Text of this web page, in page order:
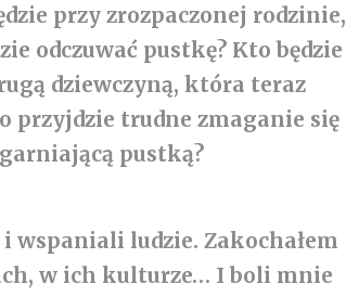
przy zrozpaczonej rodzinie,
odczuwać pustkę? Kto będzie
dziewczyną, która teraz
przyjdzie trudne zmaganie się
pustką?
ludzie. Zakochałem
w ich kulturze… I boli mnie